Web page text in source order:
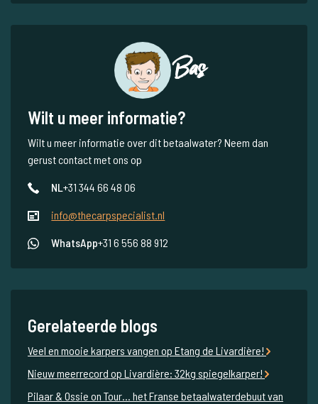
Bas
Wilt u meer informatie?
Wilt u meer informatie over dit betaalwater? Neem dan
gerust contact met ons op
NL+31 344 66 48 06
info@thecarpspecialist.nl
WhatsApp+31 6 556 88 912
Gerelateerde blogs
Veel en mooie karpers vangen op Etang de Livardière!
Nieuw meerrecord op Livardière: 32kg spiegelkarper!
Pilaar & Ossie on Tour… het Franse betaalwaterdebuut van